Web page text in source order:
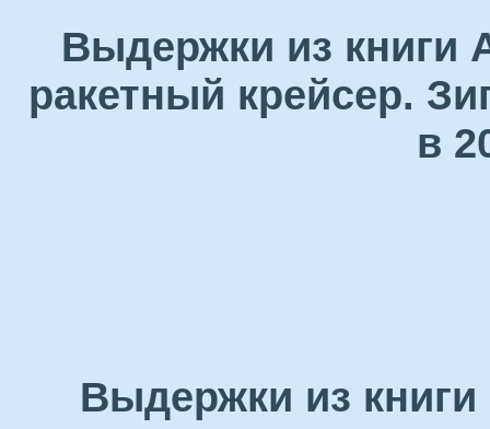
Выдержки из книги
ракетный крейсер.
в
Выдержки из